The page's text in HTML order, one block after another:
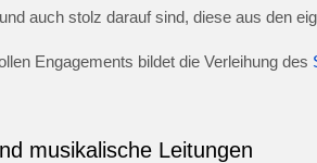
auch stolz darauf sind, diese aus den
Engagements bildet die Verleihung des
musikalische Leitungen